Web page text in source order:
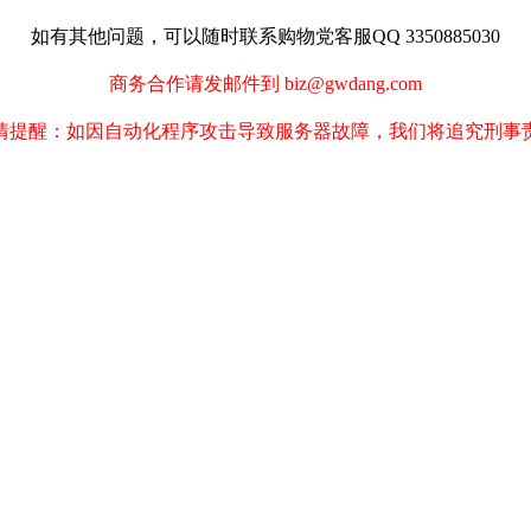
如有其他问题，可以随时联系购物党客服QQ 3350885030
商务合作请发邮件到 biz@gwdang.com
提醒：如因自动化程序攻击导致服务器故障，我们将追究刑事